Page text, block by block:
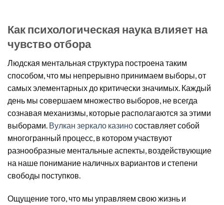
Как психологическая наука влияет на
чувство отбора
Людская ментальная структура построена таким
способом, что мы непрерывно принимаем выборы, от
самых элементарных до критически значимых. Каждый
день мы совершаем множество выборов, не всегда
сознавая механизмы, которые располагаются за этими
выборами. Вулкан зеркало казиносоставляет собой
многогранный процесс, в котором участвуют
разнообразные ментальные аспекты, воздействующие
на наше понимание наличных вариантов и степени
свободы поступков.
Ощущение того, что мы управляем свою жизнь и